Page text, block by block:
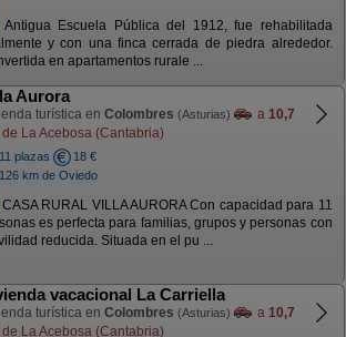
Antigua Escuela Pública del 1912, fue rehabilitada
y con una finca cerrada de piedra alrededor.
en apartamentos rurale ...
Aurora
turística en Colombres (Asturias) a 10,7
de La Acebosa (Cantabria)
11 plazas
18 €
126 km de Oviedo
CASA RURAL VILLA AURORA Con capacidad para 11
es perfecta para familias, grupos y personas con
reducida. Situada en el pu ...
vacacional La Carriella
turística en Colombres (Asturias) a 10,7
de La Acebosa (Cantabria)